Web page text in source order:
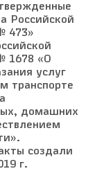
Российской
473»
1678 «О
услуг
транспорте
домашних
создали
г.